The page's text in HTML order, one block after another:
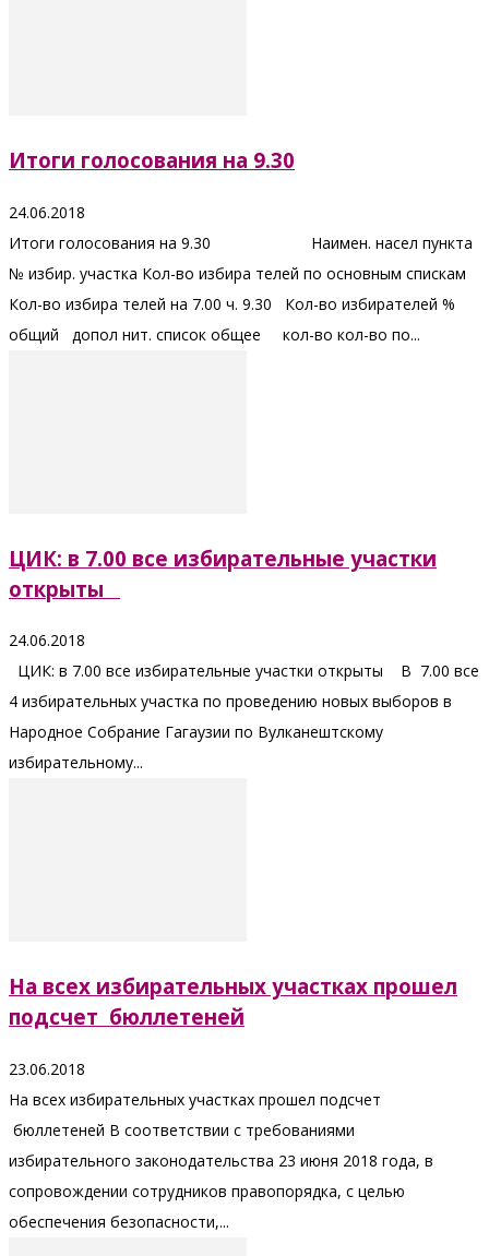
Итоги голосования на 9.30
24.06.2018
Итоги голосования на 9.30 Наимен. насел пункта
№ избир. участка Кол-во избира телей по основным спискам
Кол-во избира телей на 7.00 ч. 9.30 Кол-во избирателей %
общий допол нит. список общее кол-во кол-во по...
ЦИК: в 7.00 все избирательные участки
открыты
24.06.2018
ЦИК: в 7.00 все избирательные участки открыты В 7.00 все
4 избирательных участка по проведению новых выборов в
Народное Собрание Гагаузии по Вулканештскому
избирательному...
На всех избирательных участках прошел
подсчет бюллетеней
23.06.2018
На всех избирательных участках прошел подсчет
бюллетеней В соответствии с требованиями
избирательного законодательства 23 июня 2018 года, в
сопровождении сотрудников правопорядка, с целью
обеспечения безопасности,...